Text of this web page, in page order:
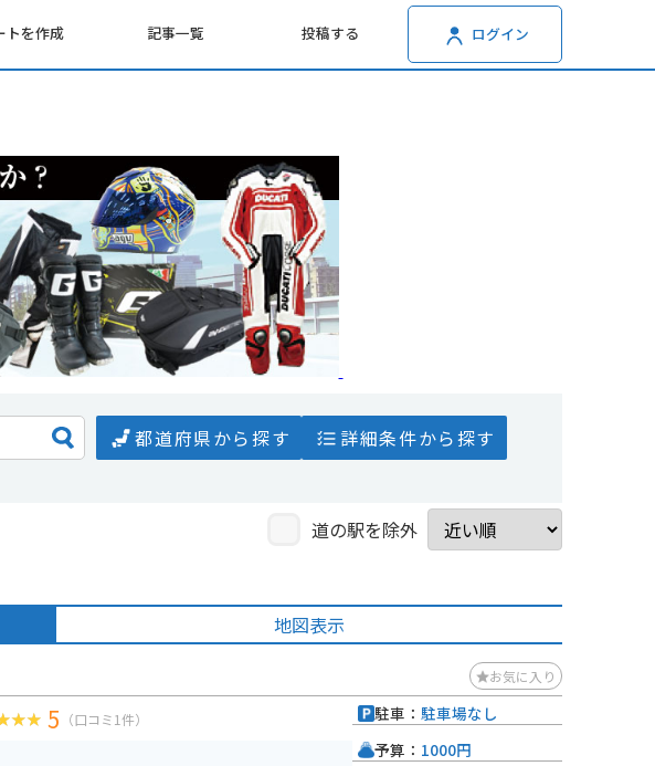
トを作成 記事一覧 投稿する ログイン
都道府県から探す
詳細条件から探す
道の駅を除外
地図表示
お気に入り
5 （口コミ1件） 駐車： 駐車場なし
予算： 1000円